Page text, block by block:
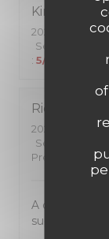
Kiriko
2026-07-25
-
Servicio
: 5/5
Richard
2026-07-24
-
Servicio
Precio
A cosy small
superb food!